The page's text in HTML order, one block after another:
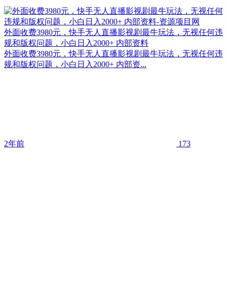
外面收费3980元，快手无人直播影视剧最牛玩法，无视任何违
规和版权问题，小白日入2000+ 内部资料
外面收费3980元，快手无人直播影视剧最牛玩法，无视任何违
规和版权问题，小白日入2000+ 内部资...
2年前 173